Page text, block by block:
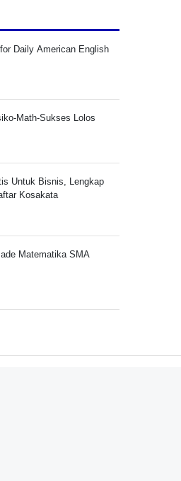
Daily American English
Math-Sukses Lolos
Untuk Bisnis, Lengkap
Kosakata
Matematika SMA